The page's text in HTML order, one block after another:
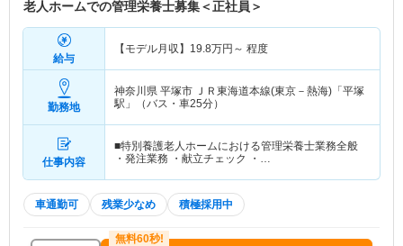
老人ホームでの管理栄養士募集＜正社員＞
給与
【モデル月収】 19.8万円～ 程度
勤務地
神奈川県 平塚市 ＪＲ東海道本線(東京－熱海)「平塚
駅」（バス・車25分）
仕事内容
■特別養護老人ホームにおける管理栄養士業務全般
・発注業務 ・献立チェック ・…
車通勤可 残業少なめ 積極採用中